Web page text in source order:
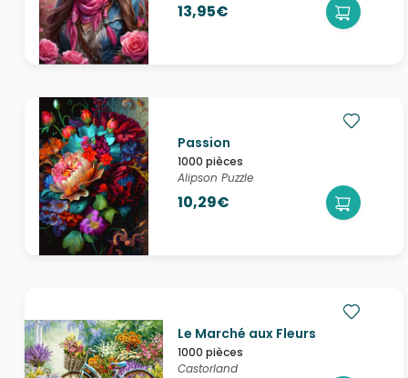
13,95€
Passion
1000 pièces
Alipson Puzzle
10,29€
Le Marché aux Fleurs
1000 pièces
Castorland